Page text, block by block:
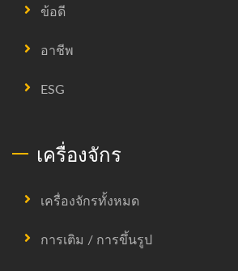
ข้อดี
อาชีพ
ESG
เครื่องจักร
เครื่องจักรทั้งหมด
การเติม / การขึ้นรูป